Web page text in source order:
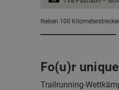
Neben 100
Fo(u)r
Trailrunning-